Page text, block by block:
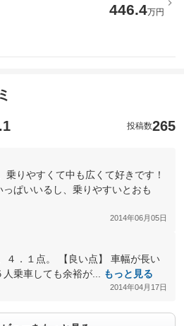
446.4万円
投稿数265
乗りやすくて中も広くて好きです！
ぱいいるし、乗りやすいとおも
2014年06月05日
４．１点。 【良い点】 車幅が長い
乗車しても余裕が...
もっと見る
2014年04月17日